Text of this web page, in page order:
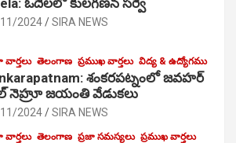
2024 SIRA NEWS
తెలంగాణ ప్రముఖ వార్తలు విద్య & ఉద్యోగము
శంకరపట్నంలో జవహర్
నెహ్రూ జయంతి వేడుకలు
2024 SIRA NEWS
తెలంగాణ ప్రజా సమస్యలు ప్రముఖ వార్తలు